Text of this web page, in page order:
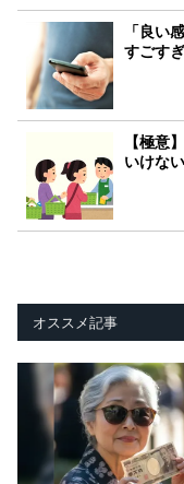
「良い
すごす
【極意
いけな
オススメ記事